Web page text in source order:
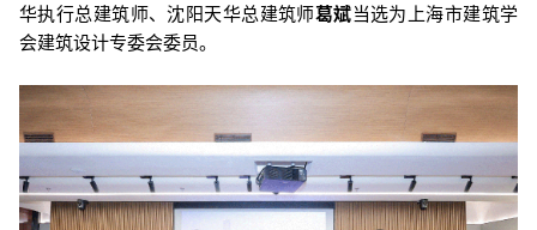
华执行总建筑师、沈阳天华总建筑师葛斌当选为上海市建筑学
会建筑设计专委会委员。